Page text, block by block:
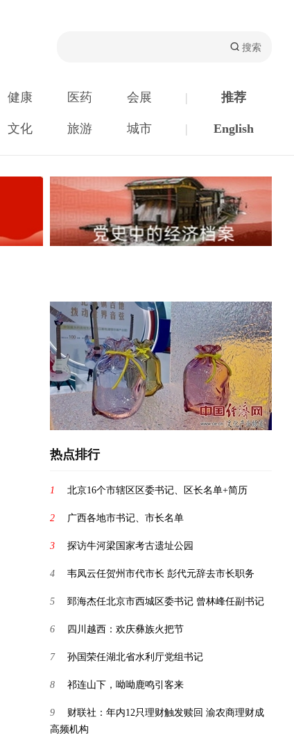
健康 医药 会展 | 推荐
文化 旅游 城市 | English
热点排行
1 北京16个市辖区区委书记、区长名单+简历
2 广西各地市书记、市长名单
3 探访牛河梁国家考古遗址公园
4 韦凤云任贺州市代市长 彭代元辞去市长职务
5 郅海杰任北京市西城区委书记 曾林峰任副书记
6 四川越西：欢庆彝族火把节
7 孙国荣任湖北省水利厅党组书记
8 祁连山下，呦呦鹿鸣引客来
9
财联社：年内12只理财触发赎回 渝农商理财成
高频机构